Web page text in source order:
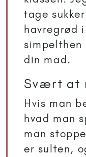
tage
havregrød
simpelthen
din mad.
Svært at
Hvis man
hvad man
man
er sulten,